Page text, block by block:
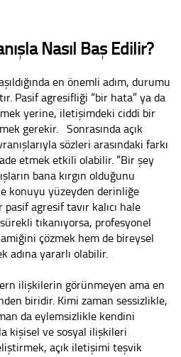
Nasıl Baş Edilir?
en önemli adım, durumu
Pasif agresifliği “bir hata” ya da
yerine, iletişimdeki ciddi bir
gerekir. Sonrasında açık
sözleri arasındaki farkı
etmek etkili olabilir. “Bir şey
bana kırgın olduğunu
konuyu yüzeyden derinliğe
agresif tavır kalıcı hale
tıkanıyorsa, profesyonel
çözmek hem de bireysel
adına yararlı olabilir.
ilişkilerin görünmeyen ama en
biridir. Kimi zaman sessizlikle,
da eylemsizlikle kendini
kişisel ve sosyal ilişkileri
açık iletişimi teşvik